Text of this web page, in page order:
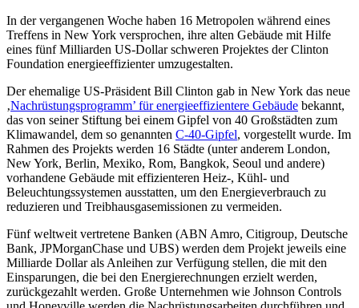
In der vergangenen Woche haben 16 Metropolen während eines
Treffens in New York versprochen, ihre alten Gebäude mit Hilfe
eines fünf Milliarden US-Dollar schweren Projektes der Clinton
Foundation energieeffizienter umzugestalten.
Der ehemalige US-Präsident Bill Clinton gab in New York das neue
‚Nachrüstungsprogramm’ für energieeffizientere Gebäude bekannt,
das von seiner Stiftung bei einem Gipfel von 40 Großstädten zum
Klimawandel, dem so genannten C-40-Gipfel, vorgestellt wurde. Im
Rahmen des Projekts werden 16 Städte (unter anderem London,
New York, Berlin, Mexiko, Rom, Bangkok, Seoul und andere)
vorhandene Gebäude mit effizienteren Heiz-, Kühl- und
Beleuchtungssystemen ausstatten, um den Energieverbrauch zu
reduzieren und Treibhausgasemissionen zu vermeiden.
Fünf weltweit vertretene Banken (ABN Amro, Citigroup, Deutsche
Bank, JPMorganChase und UBS) werden dem Projekt jeweils eine
Milliarde Dollar als Anleihen zur Verfügung stellen, die mit den
Einsparungen, die bei den Energierechnungen erzielt werden,
zurückgezahlt werden. Große Unternehmen wie Johnson Controls